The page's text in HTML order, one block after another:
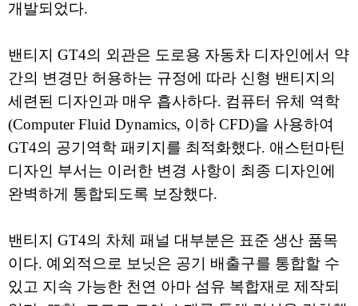
개발되었다.
밴티지 GT4의 외관은 도로용 자동차 디자인에서 약
간의 변경만 허용하는 규정에 따라 신형 밴티지의
세련된 디자인과 매우 흡사하다. 컴퓨터 유체 역학
(Computer Fluid Dynamics, 이하 CFD)을 사용하여
GT4의 공기역학 패키지를 최적화했다. 애스턴마틴
디자인 부서는 이러한 변경 사항이 최종 디자인에
완벽하게 통합되도록 보장했다.
밴티지 GT4의 차체 패널 대부분은 표준 생산 품목
이다. 예외적으로 보닛은 공기 배출구를 통합할 수
있고 지속 가능한 천연 아마 섬유 복합재로 제작되